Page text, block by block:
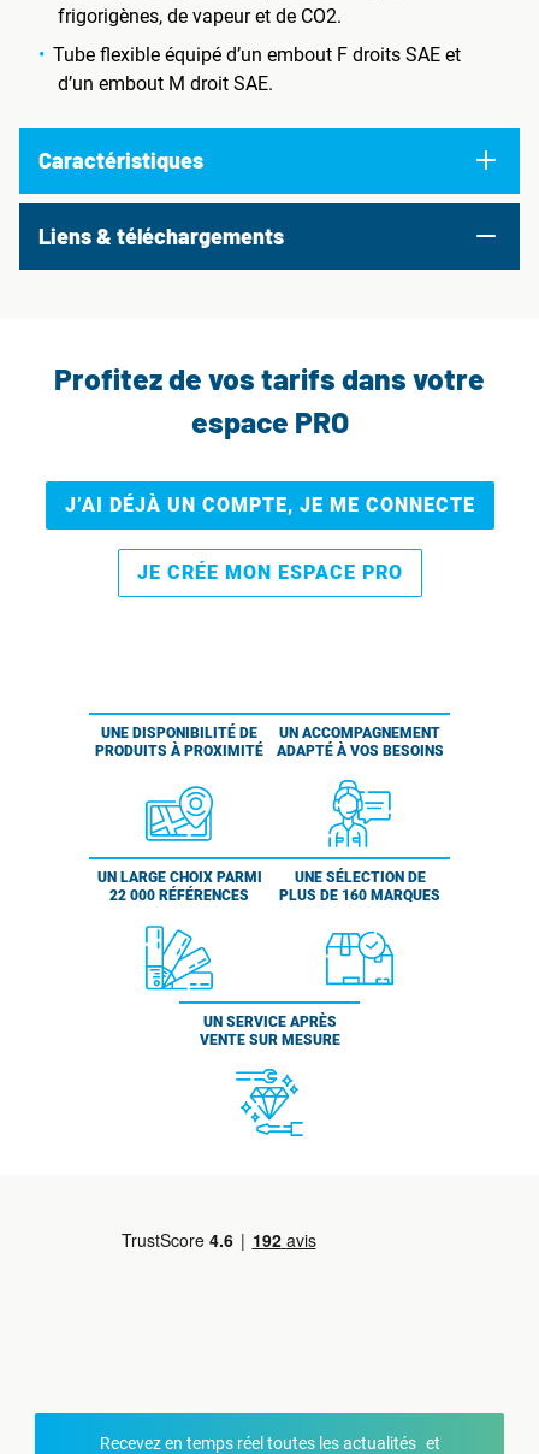
frigorigènes, de vapeur et de CO2.
Tube flexible équipé d’un embout F droits SAE et
d’un embout M droit SAE.
Caractéristiques
Liens & téléchargements
Profitez de vos tarifs dans votre
espace PRO
J’AI DÉJÀ UN COMPTE, JE ME CONNECTE
JE CRÉE MON ESPACE PRO
UNE DISPONIBILITÉ DE
PRODUITS À PROXIMITÉ
UN ACCOMPAGNEMENT
ADAPTÉ À VOS BESOINS
UN LARGE CHOIX PARMI
22 000 RÉFÉRENCES
UNE SÉLECTION DE
PLUS DE 160 MARQUES
UN SERVICE APRÈS
VENTE SUR MESURE
Recevez en temps réel toutes les actualités et